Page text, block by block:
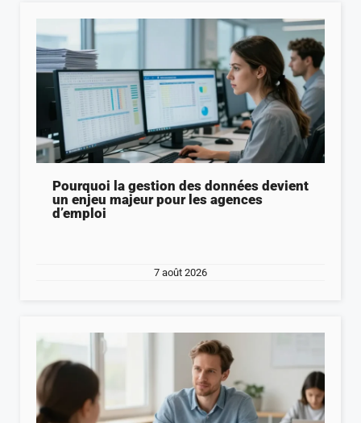
Pourquoi la gestion des données devient
un enjeu majeur pour les agences
d’emploi
7 août 2026